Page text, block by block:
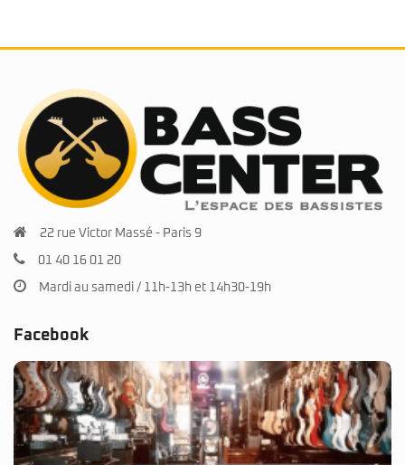
22 rue Victor Massé - Paris 9
01 40 16 01 20
Mardi au samedi / 11h-13h et 14h30-19h
Facebook